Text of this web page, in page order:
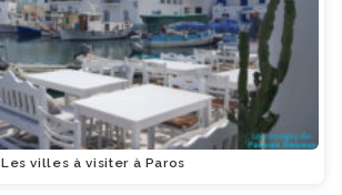
Les villes à visiter à Paros